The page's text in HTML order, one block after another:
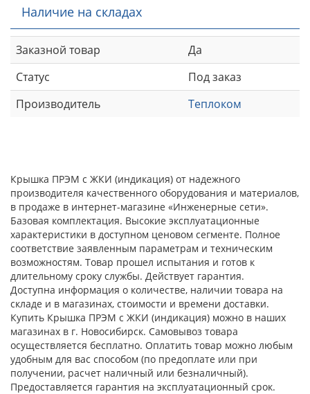
Наличие на складах
Заказной товар
Да
Статус
Под заказ
Производитель
Теплоком
Крышка ПРЭМ с ЖКИ (индикация) от надежного
производителя качественного оборудования и материалов,
в продаже в интернет-магазине «Инженерные сети».
Базовая комплектация. Высокие эксплуатационные
характеристики в доступном ценовом сегменте. Полное
соответствие заявленным параметрам и техническим
возможностям. Товар прошел испытания и готов к
длительному сроку службы. Действует гарантия.
Доступна информация о количестве, наличии товара на
складе и в магазинах, стоимости и времени доставки.
Купить Крышка ПРЭМ с ЖКИ (индикация) можно в наших
магазинах в г. Новосибирск. Самовывоз товара
осуществляется бесплатно. Оплатить товар можно любым
удобным для вас способом (по предоплате или при
получении, расчет наличный или безналичный).
Предоставляется гарантия на эксплуатационный срок.